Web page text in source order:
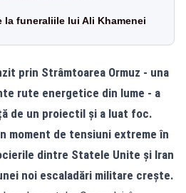
la funeraliile lui Ali Khamenei
prin Strâmtoarea Ormuz - una
rute energetice din lume - a
de un proiectil și a luat foc.
moment de tensiuni extreme în
dintre Statele Unite și Iran
noi escaladări militare crește.